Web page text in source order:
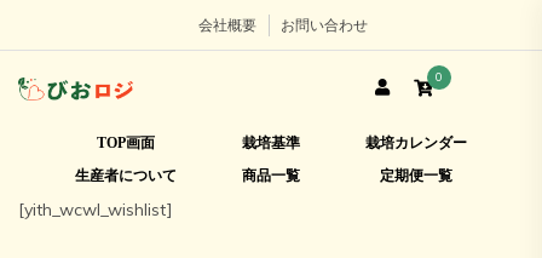
会社概要 お問い合わせ
TOP画面 栽培基準
栽培カレンダー
生産者について
商品一覧 定期便一覧
0
[yith_wcwl_wishlist]